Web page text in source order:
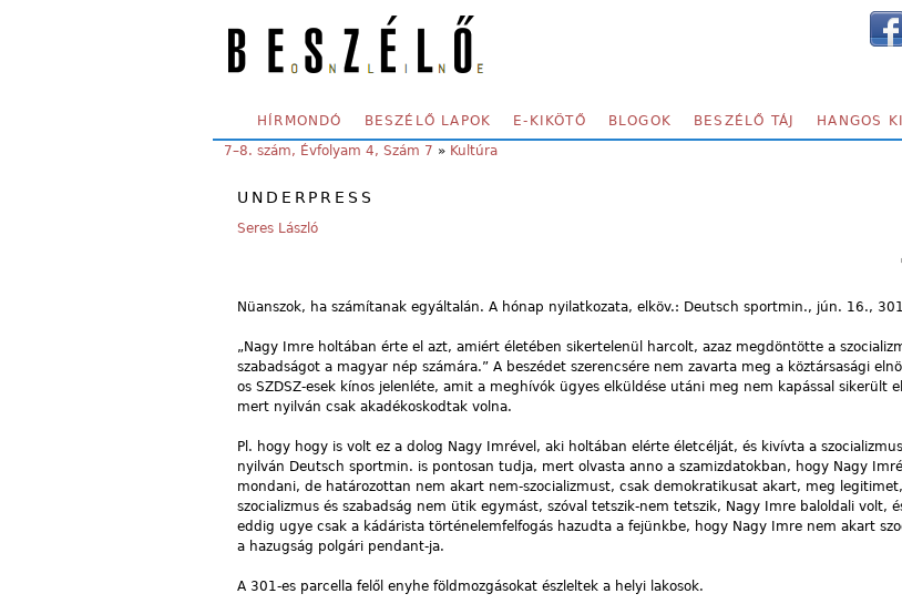
SECONDARY MENU
HÍRMONDÓ BESZÉLŐ LAPOK E-KIKÖTŐ BLOGOK BESZÉLŐ TÁJ HANGOS
YOU ARE HERE:
7–8. szám, Évfolyam 4, Szám 7 » Kultúra
UNDERPRESS
Seres László
Nüanszok, ha számítanak egyáltalán. A hónap nyilatkozata, elköv.: Deutsch sportmin., jún. 16.,
„Nagy Imre holtában érte el azt, amiért életében sikertelenül harcolt, azaz megdöntötte a
szabadságot a magyar nép számára.” A beszédet szerencsére nem zavarta meg a köztársasági
os SZDSZ-esek kínos jelenléte, amit a meghívók ügyes elküldése utáni meg nem kapással sikerült
mert nyilván csak akadékoskodtak volna.
Pl. hogy hogy is volt ez a dolog Nagy Imrével, aki holtában elérte életcélját, és kivívta a
nyilván Deutsch sportmin. is pontosan tudja, mert olvasta anno a szamizdatokban, hogy Nagy
mondani, de határozottan nem akart nem-szocializmust, csak demokratikusat akart, meg
szocializmus és szabadság nem ütik egymást, szóval tetszik-nem tetszik, Nagy Imre baloldali volt,
eddig ugye csak a kádárista történelemfelfogás hazudta a fejünkbe, hogy Nagy Imre nem akart
a hazugság polgári pendant-ja.
A 301-es parcella felől enyhe földmozgásokat észleltek a helyi lakosok.